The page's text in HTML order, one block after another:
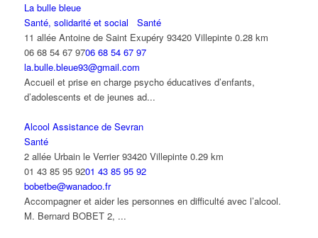
La bulle bleue
Santé, solidarité et social
Santé
11 allée Antoine de Saint Exupéry 93420 Villepinte 0.28 km
06 68 54 67 9706 68 54 67 97
la.bulle.bleue93@gmail.com
Accueil et prise en charge psycho éducatives d’enfants,
d’adolescents et de jeunes ad...
Alcool Assistance de Sevran
Santé
2 allée Urbain le Verrier 93420 Villepinte 0.29 km
01 43 85 95 9201 43 85 95 92
bobetbe@wanadoo.fr
Accompagner et aider les personnes en difficulté avec l’alcool.
M. Bernard BOBET 2, ...